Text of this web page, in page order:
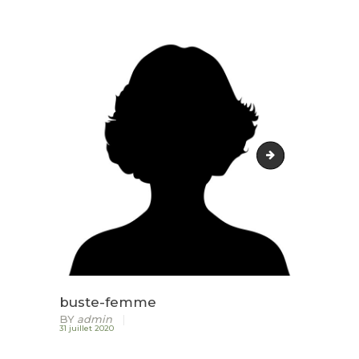
LURZAINDIA
NOUS SOUTENIR!
ACTU / BLOG
CONTACT
buste-homme
buste-femme
BY admin
31 juillet 2020